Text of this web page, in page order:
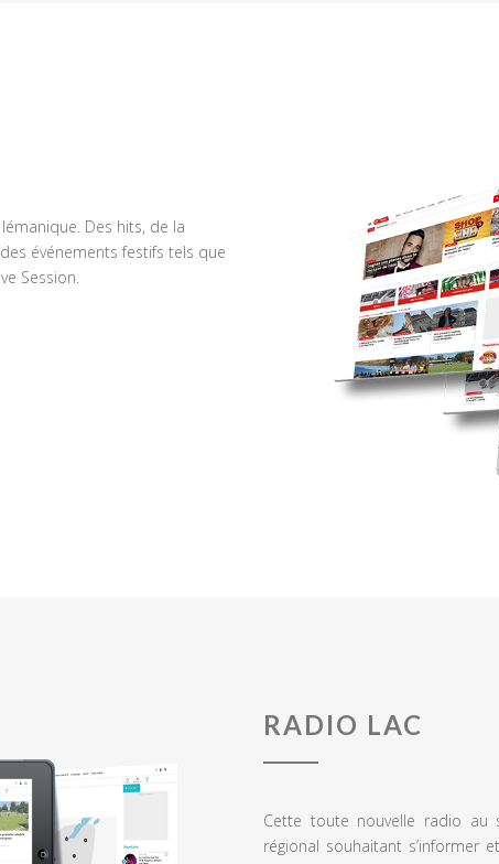
Des hits, de la
événements festifs tels que
Session.
RADIO LAC
Cette toute nouvelle radio au
régional souhaitant s’informer